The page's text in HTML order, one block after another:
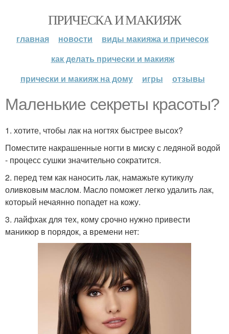
ПРИЧЕСКА И МАКИЯЖ
главная новости
виды макияжа и причесок
как делать прически и макияж
прически и макияж на дому
игры отзывы
Маленькие секреты красоты?
1. хотите, чтобы лак на ногтях быстрее высох?
Поместите накрашенные ногти в миску с ледяной водой
- процесс сушки значительно сократится.
2. перед тем как наносить лак, намажьте кутикулу
оливковым маслом. Масло поможет легко удалить лак,
который нечаянно попадет на кожу.
3. лайфхак для тех, кому срочно нужно привести
маникюр в порядок, а времени нет: